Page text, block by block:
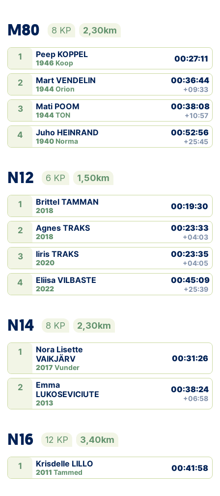
M80 8 KP 2,30km
1 Peep KOPPEL
1946 Koop 00:27:11
2 Mart VENDELIN
1944Orion
00:36:44
+09:33
3 Mati POOM
1944TON
00:38:08
+10:57
4 Juho HEINRAND
1940 Norma
00:52:56
+25:45
N12 6 KP 1,50km
1 Brittel TAMMAN
2018 00:19:30
2 Agnes TRAKS
2018
00:23:33
+04:03
3 Iiris TRAKS
2020
00:23:35
+04:05
4 Eliisa VILBASTE
2022
00:45:09
+25:39
N14 8 KP 2,30km
1
Nora Lisette
VAIKJÄRV
2017 Vunder
00:31:26
2
Emma
LUKOSEVICIUTE
2013
00:38:24
+06:58
N16 12 KP 3,40km
1 Krisdelle LILLO
2011 Tammed 00:41:58